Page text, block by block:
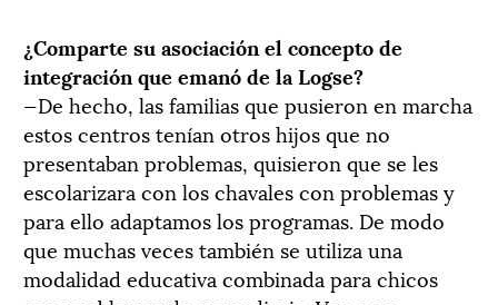
¿Comparte su asociación el concepto de
integración que emanó de la Logse?
—De hecho, las familias que pusieron en marcha
estos centros tenían otros hijos que no
presentaban problemas, quisieron que se les
escolarizara con los chavales con problemas y
para ello adaptamos los programas. De modo
que muchas veces también se utiliza una
modalidad educativa combinada para chicos